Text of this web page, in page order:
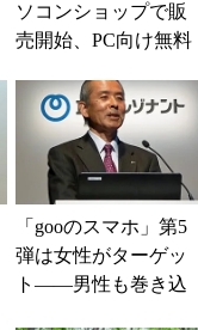
ソコンショップで販
売開始、PC向け無料
「gooのスマホ」第5
弾は女性がターゲッ
ト――男性も巻き込